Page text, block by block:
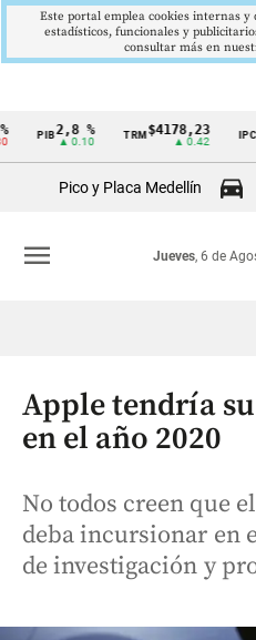
Cintillo
Colombia
PIB 2,8 %
▲ 0.10
TRM $4178,23
▲ 0.42
IPC
▼
Pico y Placa Medellín
Jueves, 6 de
menu
Apple tendría
en el año 2020
No todos creen que
deba incursionar en
de investigación y
Este portal emplea cookies internas y
estadísticos, funcionales y
consultar más en